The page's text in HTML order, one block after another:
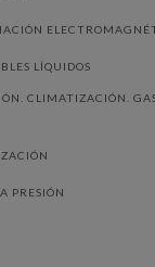
LÍQUIDOS
CLIMATIZACIÓN.
PRESIÓN